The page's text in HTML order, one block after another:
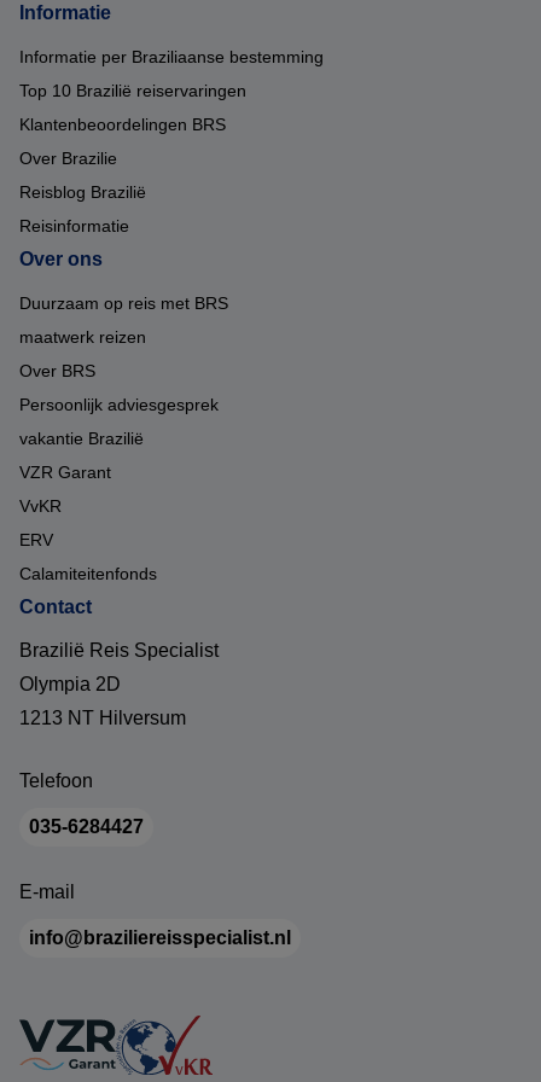
Informatie
Informatie per Braziliaanse bestemming
Top 10 Brazilië reiservaringen
Klantenbeoordelingen BRS
Over Brazilie
Reisblog Brazilië
Reisinformatie
Over ons
Duurzaam op reis met BRS
maatwerk reizen
Over BRS
Persoonlijk adviesgesprek
vakantie Brazilië
VZR Garant
VvKR
ERV
Calamiteitenfonds
Contact
Brazilië Reis Specialist
Olympia 2D
1213 NT Hilversum
Telefoon
035-6284427
E-mail
info@braziliereisspecialist.nl